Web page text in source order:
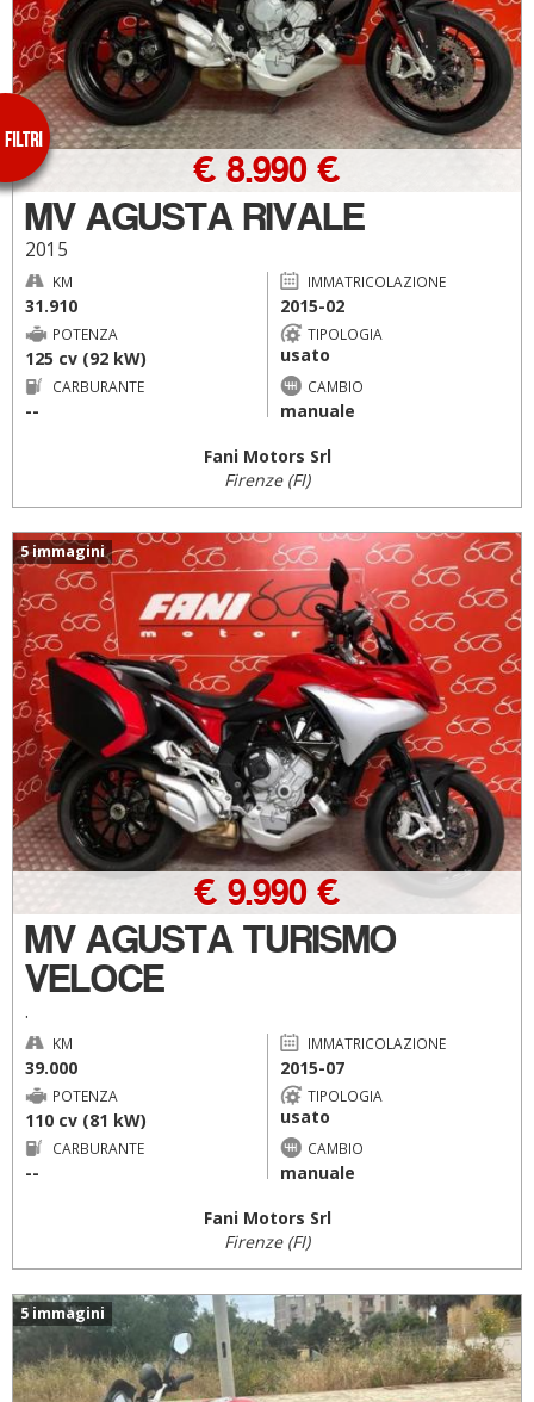
MV AGUSTA RIVALE
2015
€ 8.990 €
KM
31.910
IMMATRICOLAZIONE
2015-02
POTENZA
125 cv (92 kW)
TIPOLOGIA
usato
CARBURANTE
--
CAMBIO
manuale
Fani Motors Srl
Firenze (FI)
5 immagini
MV AGUSTA TURISMO
VELOCE
.
€ 9.990 €
KM
39.000
IMMATRICOLAZIONE
2015-07
POTENZA
110 cv (81 kW)
TIPOLOGIA
usato
CARBURANTE
--
CAMBIO
manuale
Fani Motors Srl
Firenze (FI)
5 immagini